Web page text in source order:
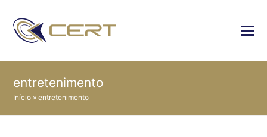
entretenimento
Início »entretenimento